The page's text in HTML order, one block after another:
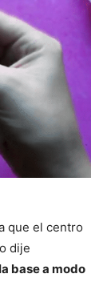
que el centro
dije
base a modo